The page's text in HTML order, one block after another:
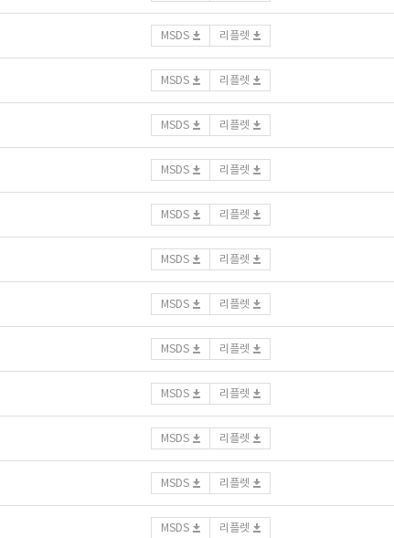
MSDS 리플렛
MSDS 리플렛
MSDS 리플렛
MSDS 리플렛
MSDS 리플렛
MSDS 리플렛
MSDS 리플렛
MSDS 리플렛
MSDS 리플렛
MSDS 리플렛
MSDS 리플렛
MSDS 리플렛